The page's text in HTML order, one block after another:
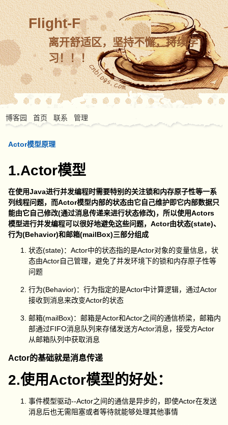
Flight-F
离开舒适区，坚持不懈，持续学
习！！！
博客园 首页 联系 管理
Actor模型原理
1.Actor模型
在使用Java进行并发编程时需要特别的关注锁和内存原子性等一系
列线程问题，而Actor模型内部的状态由它自己维护即它内部数据只
能由它自己修改(通过消息传递来进行状态修改)，所以使用Actors
模型进行并发编程可以很好地避免这些问题，Actor由状态(state)、
行为(Behavior)和邮箱(mailBox)三部分组成
状态(state)：Actor中的状态指的是Actor对象的变量信息，状
态由Actor自己管理，避免了并发环境下的锁和内存原子性等
问题
行为(Behavior)：行为指定的是Actor中计算逻辑，通过Actor
接收到消息来改变Actor的状态
邮箱(mailBox)：邮箱是Actor和Actor之间的通信桥梁，邮箱内
部通过FIFO消息队列来存储发送方Actor消息，接受方Actor
从邮箱队列中获取消息
Actor的基础就是消息传递
2.使用Actor模型的好处：
事件模型驱动--Actor之间的通信是异步的，即使Actor在发送
消息后也无需阻塞或者等待就能够处理其他事情